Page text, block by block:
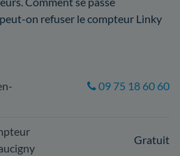
on refuser le compteur Linky
09 75 18 60 60
Gratuit